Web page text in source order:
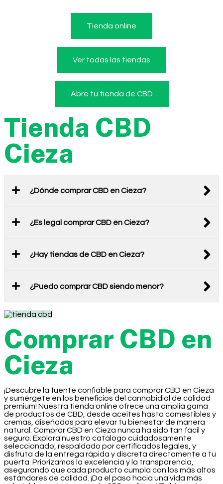
Tienda online
Ver todas las tiendas
Abre tu tienda de CBD
Tienda CBD
Cieza
¿Dónde comprar CBD en Cieza?
¿Es legal comprar CBD en Cieza?
¿Hay tiendas de CBD en Cieza?
¿Puedo comprar CBD siendo menor?
Comprar CBD en
Cieza
¡Descubre la fuente confiable para comprar CBD en Cieza
y sumérgete en los beneficios del cannabidiol de calidad
premium! Nuestra tienda online ofrece una amplia gama
de productos de CBD, desde aceites hasta comestibles y
cremas, diseñados para elevar tu bienestar de manera
natural. Comprar CBD en Cieza nunca ha sido tan fácil y
seguro. Explora nuestro catálogo cuidadosamente
seleccionado, respaldado por certificados legales, y
disfruta de la entrega rápida y discreta directamente a tu
puerta. Priorizamos la excelencia y la transparencia,
asegurando que cada producto cumpla con los más altos
estándares de calidad. ¡Da el paso hacia una vida más